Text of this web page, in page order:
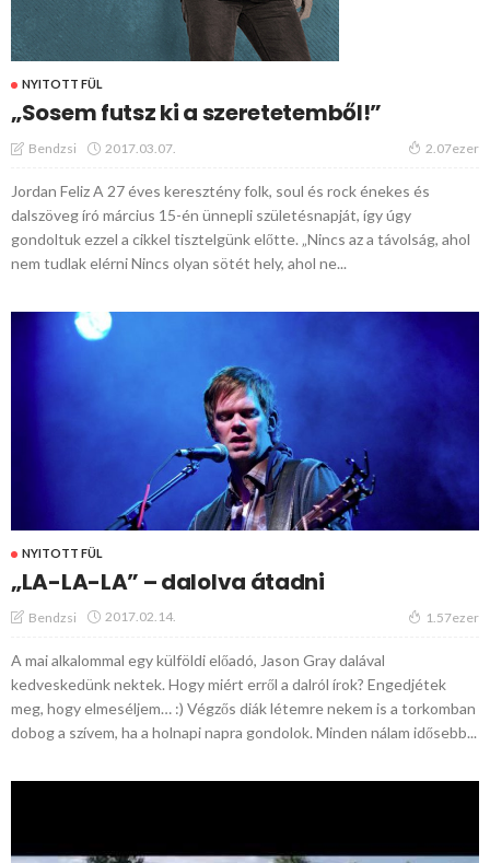
NYITOTT FÜL
„Sosem futsz ki a szeretetemből!”
Bendzsi 2017.03.07. 2.07ezer
Jordan Feliz A 27 éves keresztény folk, soul és rock énekes és
dalszöveg író március 15-én ünnepli születésnapját, így úgy
gondoltuk ezzel a cikkel tisztelgünk előtte. „Nincs az a távolság, ahol
nem tudlak elérni Nincs olyan sötét hely, ahol ne...
NYITOTT FÜL
„LA-LA-LA” – dalolva átadni
Bendzsi 2017.02.14. 1.57ezer
A mai alkalommal egy külföldi előadó, Jason Gray dalával
kedveskedünk nektek. Hogy miért erről a dalról írok? Engedjétek
meg, hogy elmeséljem… :) Végzős diák létemre nekem is a torkomban
dobog a szívem, ha a holnapi napra gondolok. Minden nálam idősebb...